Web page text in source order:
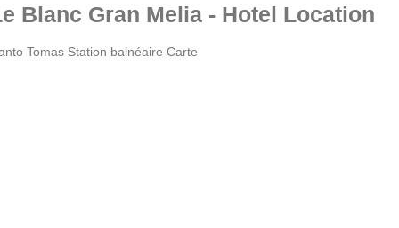
Blanc Gran Melia - Hotel Location
Tomas Station balnéaire Carte